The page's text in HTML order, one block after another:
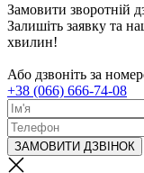
Замовити зворотній
Залишіть заявку та
хвилин!
Або дзвоніть за
+38 (066) 666-74-08
ЗАМОВИТИ ДЗВІНОК